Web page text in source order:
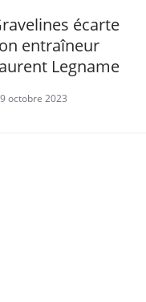
écarte
entraîneur
Legname
9 octobre 2023